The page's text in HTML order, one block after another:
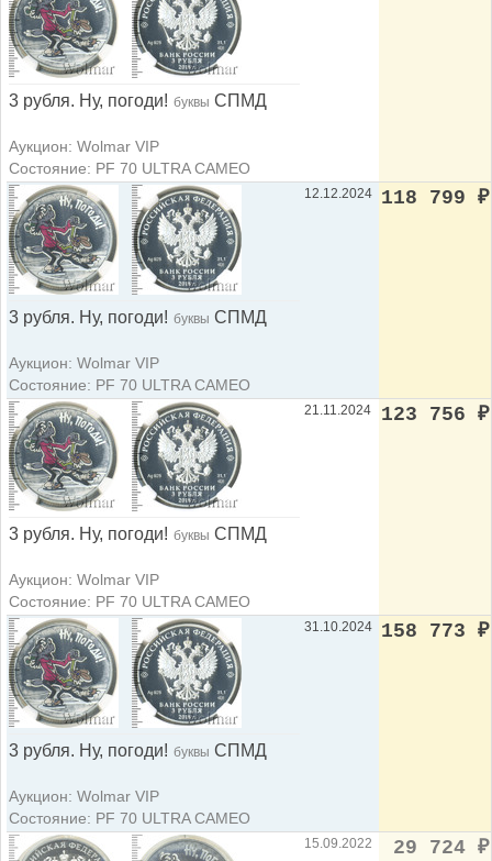
3 рубля. Ну, погоди! буквы СПМД
Аукцион: Wolmar VIP
Состояние: PF 70 ULTRA CAMEO
3 рубля. Ну, погоди! буквы СПМД
Аукцион: Wolmar VIP
Состояние: PF 70 ULTRA CAMEO
12.12.2024 118 799 ₽
3 рубля. Ну, погоди! буквы СПМД
Аукцион: Wolmar VIP
Состояние: PF 70 ULTRA CAMEO
21.11.2024 123 756 ₽
3 рубля. Ну, погоди! буквы СПМД
Аукцион: Wolmar VIP
Состояние: PF 70 ULTRA CAMEO
31.10.2024 158 773 ₽
15.09.2022 29 724 ₽